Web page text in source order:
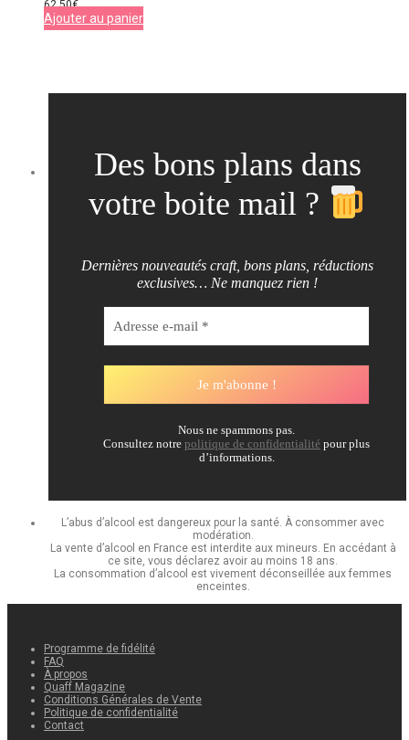
62,50€
Ajouter au panier
Des bons plans dans
votre boite mail ?
Dernières nouveautés craft, bons plans, réductions
exclusives… Ne manquez rien !
Nous ne spammons pas.
Consultez notre politique de confidentialité pour plus
d’informations.
L’abus d’alcool est dangereux pour la santé. À consommer avec
modération.
La vente d’alcool en France est interdite aux mineurs. En accédant à
ce site, vous déclarez avoir au moins 18 ans.
La consommation d’alcool est vivement déconseillée aux femmes
enceintes.
Programme de fidélité
FAQ
À propos
Quaff Magazine
Conditions Générales de Vente
Politique de confidentialité
Contact